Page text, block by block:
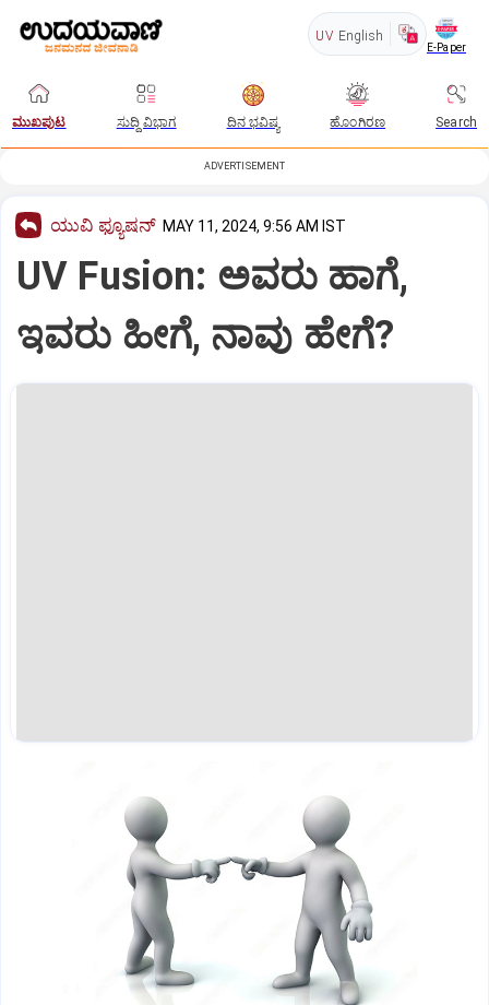
UV English
E-Paper
ಮುಖಪುಟ ಸುದ್ದಿ ವಿಭಾಗ ದಿನ ಭವಿಷ್ಯ ಹೊಂಗಿರಣ Search
ADVERTISEMENT
ಯುವಿ ಫ್ಯೂಷನ್ MAY 11, 2024, 9:56 AM IST
UV Fusion: ಅವರು ಹಾಗೆ,
ಇವರು ಹೀಗೆ, ನಾವು ಹೇಗೆ?